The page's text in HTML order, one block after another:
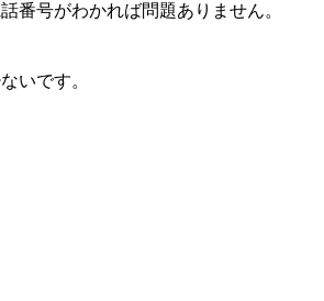
番号がわかれば問題ありません。
いです。